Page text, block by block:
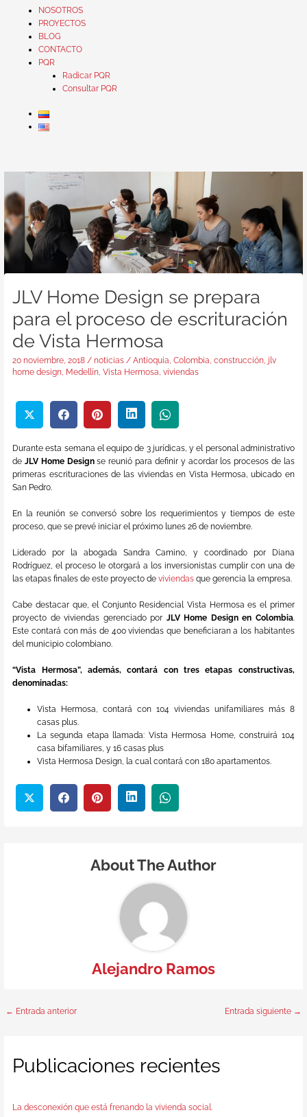
NOSOTROS
PROYECTOS
BLOG
CONTACTO
PQR
Radicar PQR
Consultar PQR
JLV Home Design se prepara
para el proceso de escrituración
de Vista Hermosa
20 noviembre, 2018/noticias /Antioquia,Colombia,construcción, jlv
home design, Medellín,Vista Hermosa,viviendas
Durante esta semana el equipo de 3 jurídicas, y el personal administrativo
de JLV Home Designse reunió para definir y acordar los procesos de las
primeras escrituraciones de las viviendas en Vista Hermosa, ubicado en
San Pedro.
En la reunión se conversó sobre los requerimientos y tiempos de este
proceso, que se prevé iniciar el próximo lunes 26 de noviembre.
Liderado por la abogada Sandra Camino, y coordinado por Diana
Rodríguez, el proceso le otorgará a los inversionistas cumplir con una de
las etapas finales de este proyecto deviviendas que gerencia la empresa.
Cabe destacar que, el Conjunto Residencial Vista Hermosa es el primer
proyecto de viviendas gerenciado por JLV Home Design en Colombia.
Este contará con más de 400 viviendas que beneficiaran a los habitantes
del municipio colombiano.
“Vista Hermosa”, además, contará con tres etapas constructivas,
denominadas:
Vista Hermosa, contará con 104 viviendas unifamiliares más 8
casas plus.
La segunda etapa llamada: Vista Hermosa Home, construirá 104
casa bifamiliares, y 16 casas plus
Vista Hermosa Design, la cual contará con 180 apartamentos.
About The Author
Alejandro Ramos
← Entrada anterior Entrada siguiente →
Publicaciones recientes
La desconexión que está frenando la vivienda social.